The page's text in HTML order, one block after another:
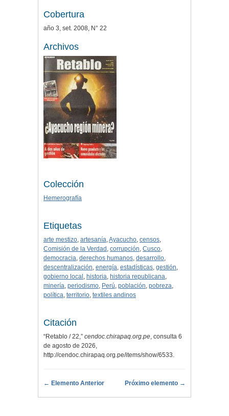
Cobertura
año 3, set. 2008, N° 22
Archivos
Colección
Hemerografía
Etiquetas
arte mestizo, artesanía,Ayacucho, censos,
Comisión de la Verdad , corrupción, Cusco,
democracia, derechos humanos, desarrollo,
descentralización, energía, estadísticas, gestión,
gobierno local , historia, historia republicana,
minería, periodismo, Perú, población, pobreza,
política, territorio, textiles andinos
Citación
“Retablo / 22,” cendoc.chirapaq.org.pe, consulta 6
de agosto de 2026,
http://cendoc.chirapaq.org.pe/items/show/6533.
← Elemento Anterior Próximo elemento →